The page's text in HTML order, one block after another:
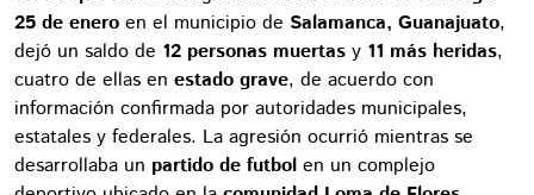
25 de enero en el municipio de Salamanca, Guanajuato,
dejó un saldo de 12 personas muertas y 11 más heridas,
cuatro de ellas en estado grave, de acuerdo con
información confirmada por autoridades municipales,
estatales y federales. La agresión ocurrió mientras se
desarrollaba un partido de futbol en un complejo